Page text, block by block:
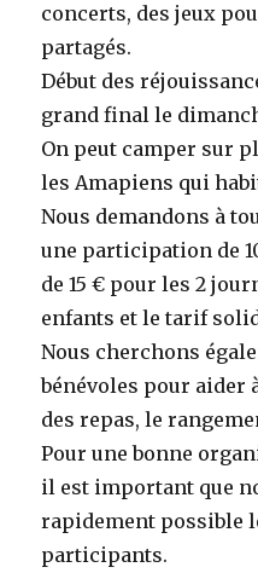
concerts, des jeux
partagés.
Début des
grand final le
On peut camper sur
les Amapiens qui
Nous demandons à
une participation de
de 15 € pour les 2
enfants et le tarif
Nous cherchons
bénévoles pour aider
des repas, le
Pour une bonne
il est important que
rapidement possible
participants.